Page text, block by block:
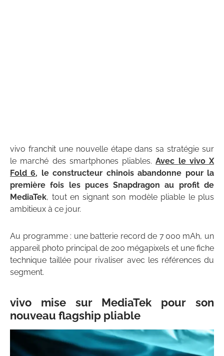
vivo franchit une nouvelle étape dans sa stratégie sur
le marché des smartphones pliables.Avec le vivo X
Fold 6, le constructeur chinois abandonne pour la
première fois les puces Snapdragon au profit de
MediaTek, tout en signant son modèle pliable le plus
ambitieux à ce jour.
Au programme : une batterie record de 7 000 mAh, un
appareil photo principal de 200 mégapixels et une fiche
technique taillée pour rivaliser avec les références du
segment.
vivo mise sur MediaTek pour son
nouveau flagship pliable